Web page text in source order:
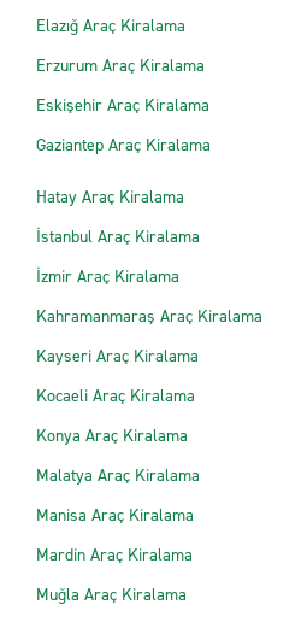
Elazığ Araç Kiralama
Erzurum Araç Kiralama
Eskişehir Araç Kiralama
Gaziantep Araç Kiralama
Hatay Araç Kiralama
İstanbul Araç Kiralama
İzmir Araç Kiralama
Kahramanmaraş Araç Kiralama
Kayseri Araç Kiralama
Kocaeli Araç Kiralama
Konya Araç Kiralama
Malatya Araç Kiralama
Manisa Araç Kiralama
Mardin Araç Kiralama
Muğla Araç Kiralama